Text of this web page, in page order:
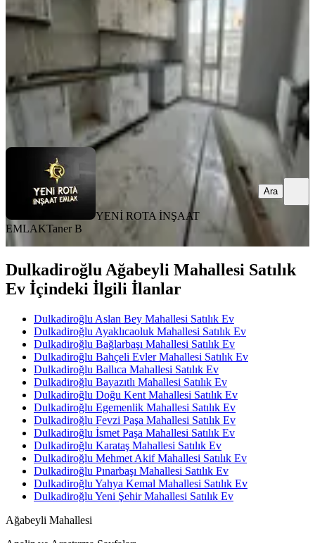
95 m² ·4. Kat
2.950.000 ₺
YENİ ROTA İNŞAAT EMLAKTaner B
YENİ ROTA İNŞAAT
EMLAKTaner B
Ara
Dulkadiroğlu Ağabeyli Mahallesi Satılık
Ev İçindeki İlgili İlanlar
Dulkadiroğlu Aslan Bey Mahallesi Satılık Ev
Dulkadiroğlu Ayaklıcaoluk Mahallesi Satılık Ev
Dulkadiroğlu Bağlarbaşı Mahallesi Satılık Ev
Dulkadiroğlu Bahçeli Evler Mahallesi Satılık Ev
Dulkadiroğlu Ballıca Mahallesi Satılık Ev
Dulkadiroğlu Bayazıtlı Mahallesi Satılık Ev
Dulkadiroğlu Doğu Kent Mahallesi Satılık Ev
Dulkadiroğlu Egemenlik Mahallesi Satılık Ev
Dulkadiroğlu Fevzi Paşa Mahallesi Satılık Ev
Dulkadiroğlu İsmet Paşa Mahallesi Satılık Ev
Dulkadiroğlu Karataş Mahallesi Satılık Ev
Dulkadiroğlu Mehmet Akif Mahallesi Satılık Ev
Dulkadiroğlu Pınarbaşı Mahallesi Satılık Ev
Dulkadiroğlu Yahya Kemal Mahallesi Satılık Ev
Dulkadiroğlu Yeni Şehir Mahallesi Satılık Ev
Ağabeyli Mahallesi